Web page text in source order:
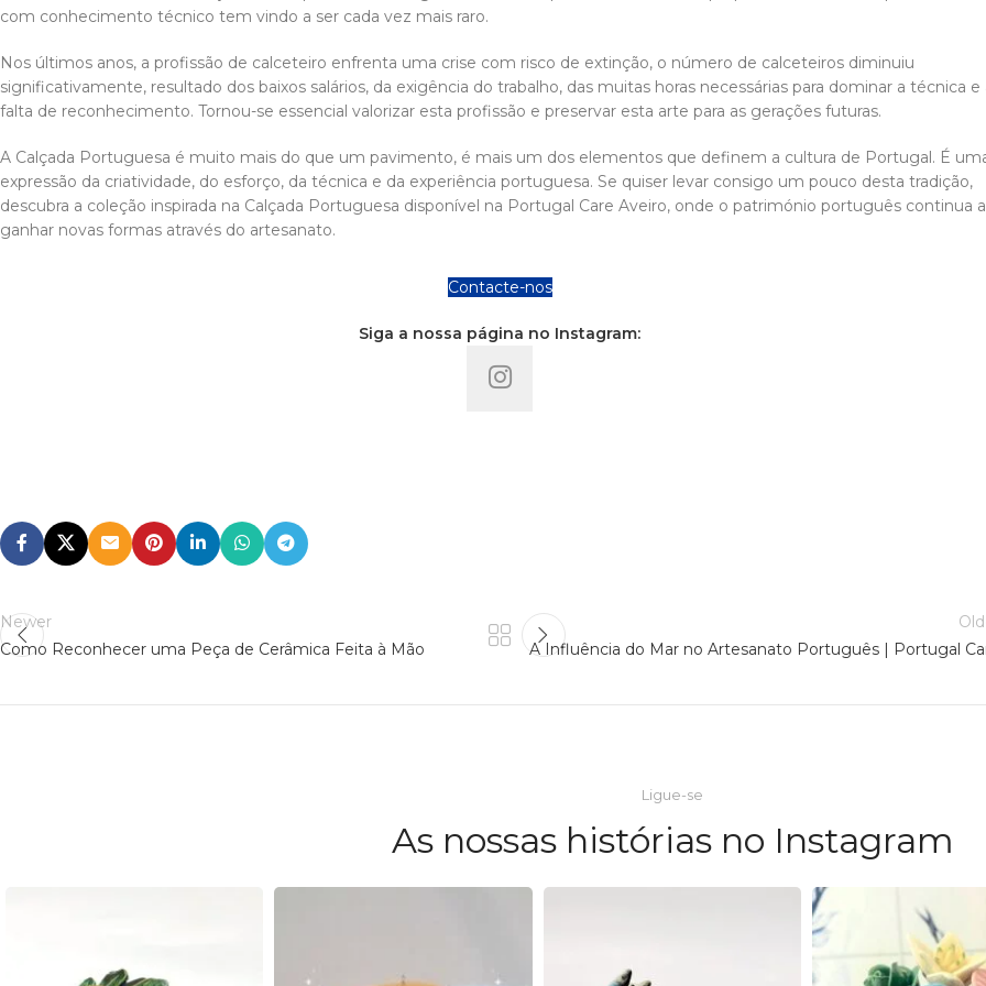
com conhecimento técnico tem vindo a ser cada vez mais raro.
Nos últimos anos, a profissão de calceteiro enfrenta uma crise com risco de extinção, o número de calceteiros diminuiu
significativamente, resultado dos baixos salários, da exigência do trabalho, das muitas horas necessárias para dominar a técnica e
falta de reconhecimento. Tornou-se essencial valorizar esta profissão e preservar esta arte para as gerações futuras.
A Calçada Portuguesa é muito mais do que um pavimento, é mais um dos elementos que definem a cultura de Portugal. É
expressão da criatividade, do esforço, da técnica e da experiência portuguesa. Se quiser levar consigo um pouco desta tradição,
descubra a coleção inspirada na Calçada Portuguesa disponível na Portugal Care Aveiro, onde o património português continua a
ganhar novas formas através do artesanato.
Contacte-nos
Siga a nossa página no Instagram:
Newer
Como Reconhecer uma Peça de Cerâmica Feita à Mão
A Influência do Mar no Artesanato Português | Portugal
Ligue-se
As nossas histórias no Instagram